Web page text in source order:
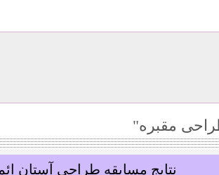
مقبره"
نتایج مسابقه طراحی آستان